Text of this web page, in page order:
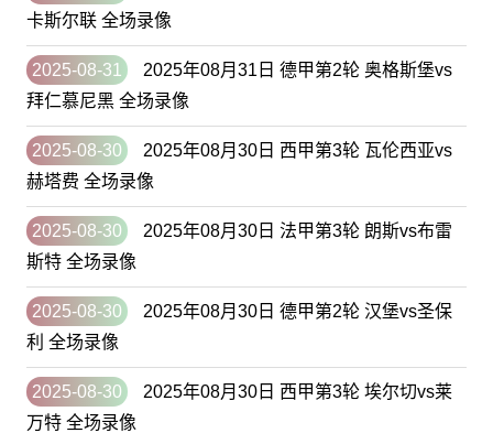
卡斯尔联 全场录像
2025-08-31
2025年08月31日 德甲第2轮 奥格斯堡vs
拜仁慕尼黑 全场录像
2025-08-30
2025年08月30日 西甲第3轮 瓦伦西亚vs
赫塔费 全场录像
2025-08-30
2025年08月30日 法甲第3轮 朗斯vs布雷
斯特 全场录像
2025-08-30
2025年08月30日 德甲第2轮 汉堡vs圣保
利 全场录像
2025-08-30
2025年08月30日 西甲第3轮 埃尔切vs莱
万特 全场录像